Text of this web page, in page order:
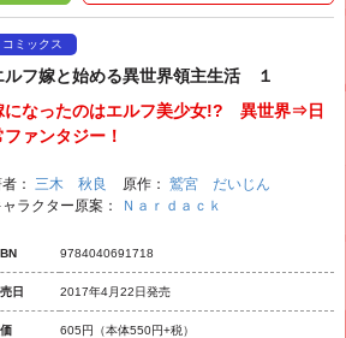
コミックス
ルフ嫁と始める異世界領主生活 １
になったのはエルフ美少女!? 異世界⇒日
ファンタジー！
： 三木 秋良 原作： 鷲宮 だいじん
ャラクター原案：
Ｎａｒｄａｃｋ
9784040691718
日 2017年4月22日発売
605円 （本体550円+税）